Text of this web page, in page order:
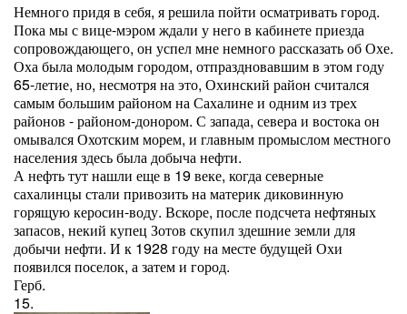
Немного придя в себя, я решила пойти осматривать город.
Пока мы с вице-мэром ждали у него в кабинете приезда
сопровождающего, он успел мне немного рассказать об Охе.
Оха была молодым городом, отпраздновавшим в этом году
65-летие, но, несмотря на это, Охинский район считался
самым большим районом на Сахалине и одним из трех
районов - районом-донором. С запада, севера и востока он
омывался Охотским морем, и главным промыслом местного
населения здесь была добыча нефти.
А нефть тут нашли еще в 19 веке, когда северные
сахалинцы стали привозить на материк диковинную
горящую керосин-воду. Вскоре, после подсчета нефтяных
запасов, некий купец Зотов скупил здешние земли для
добычи нефти. И к 1928 году на месте будущей Охи
появился поселок, а затем и город.
Герб.
15.